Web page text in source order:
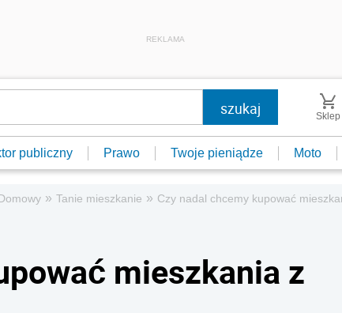
REKLAMA
Sklep
publiczny Prawo Twoje pieniądze Moto
» Tanie mieszkanie » Czy nadal chcemy kupować
mieszkania z